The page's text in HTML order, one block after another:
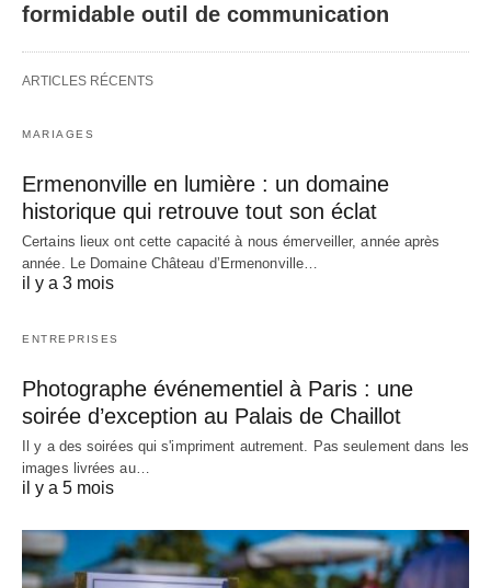
formidable outil de communication
ARTICLES RÉCENTS
MARIAGES
Ermenonville en lumière : un domaine
historique qui retrouve tout son éclat
Certains lieux ont cette capacité à nous émerveiller, année après
année. Le Domaine Château d’Ermenonville…
il y a 3 mois
ENTREPRISES
Photographe événementiel à Paris : une
soirée d’exception au Palais de Chaillot
Il y a des soirées qui s'impriment autrement. Pas seulement dans les
images livrées au…
il y a 5 mois